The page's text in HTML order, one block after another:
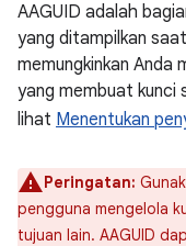
AAGUID adalah
yang ditampilkan
memungkinkan Anda
yang membuat kunci
lihat Menentukan
Peringatan:
pengguna mengelola
tujuan lain. AAGUID